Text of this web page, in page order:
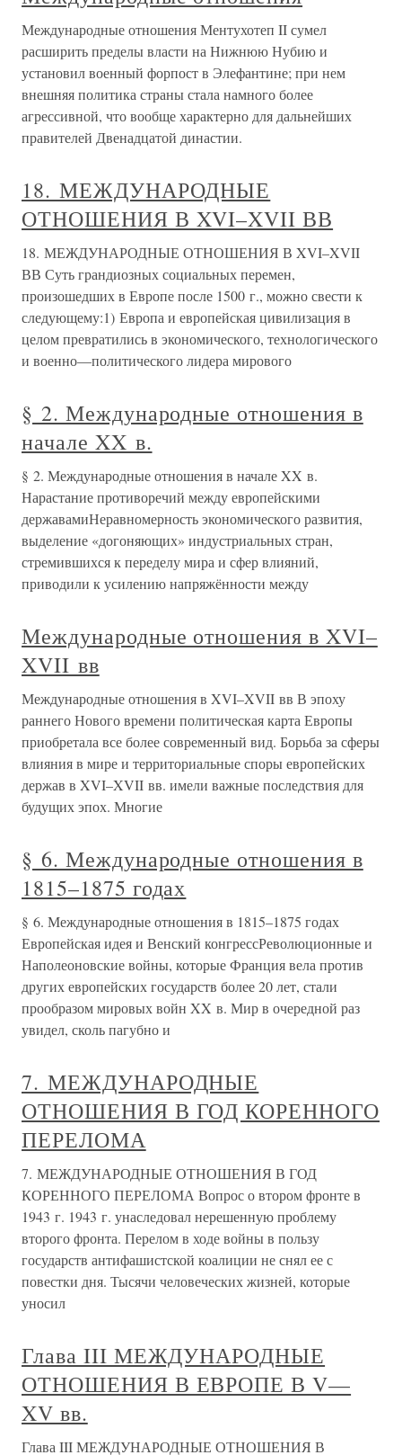
Международные отношения Ментухотеп II сумел
расширить пределы власти на Нижнюю Нубию и
установил военный форпост в Элефантине; при нем
внешняя политика страны стала намного более
агрессивной, что вообще характерно для дальнейших
правителей Двенадцатой династии.
18. МЕЖДУНАРОДНЫЕ
ОТНОШЕНИЯ В XVI–XVII ВВ
18. МЕЖДУНАРОДНЫЕ ОТНОШЕНИЯ В XVI–XVII
ВВ Суть грандиозных социальных перемен,
произошедших в Европе после 1500 г., можно свести к
следующему:1) Европа и европейская цивилизация в
целом превратились в экономического, технологического
и военно—политического лидера мирового
§ 2. Международные отношения в
начале XX в.
§ 2. Международные отношения в начале XX в.
Нарастание противоречий между европейскими
державамиНеравномерность экономического развития,
выделение «догоняющих» индустриальных стран,
стремившихся к переделу мира и сфер влияний,
приводили к усилению напряжённости между
Международные отношения в XVI–
XVII вв
Международные отношения в XVI–XVII вв В эпоху
раннего Нового времени политическая карта Европы
приобретала все более современный вид. Борьба за сферы
влияния в мире и территориальные споры европейских
держав в XVI–XVII вв. имели важные последствия для
будущих эпох. Многие
§ 6. Международные отношения в
1815–1875 годах
§ 6. Международные отношения в 1815–1875 годах
Европейская идея и Венский конгрессРеволюционные и
Наполеоновские войны, которые Франция вела против
других европейских государств более 20 лет, стали
прообразом мировых войн XX в. Мир в очередной раз
увидел, сколь пагубно и
7. МЕЖДУНАРОДНЫЕ
ОТНОШЕНИЯ В ГОД КОРЕННОГО
ПЕРЕЛОМА
7. МЕЖДУНАРОДНЫЕ ОТНОШЕНИЯ В ГОД
КОРЕННОГО ПЕРЕЛОМА Вопрос о втором фронте в
1943 г. 1943 г. унаследовал нерешенную проблему
второго фронта. Перелом в ходе войны в пользу
государств антифашистской коалиции не снял ее с
повестки дня. Тысячи человеческих жизней, которые
уносил
Глава III МЕЖДУНАРОДНЫЕ
ОТНОШЕНИЯ В ЕВРОПЕ В V—
XV вв.
Глава III МЕЖДУНАРОДНЫЕ ОТНОШЕНИЯ В